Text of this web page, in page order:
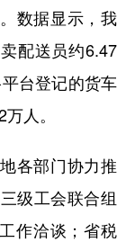
数据显示，我
配送员约6.47
台登记的货车
人。
各部门协力推
级工会联合组
作洽谈；省税